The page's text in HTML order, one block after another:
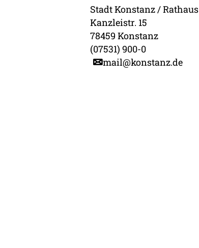
Stadt Konstanz / Rathaus
Kanzleistr. 15
78459 Konstanz
(07531) 900-0
mail@konstanz.de